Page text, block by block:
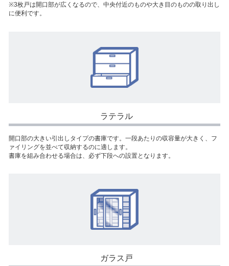
※3枚戸は開口部が広くなるので、中央付近のものや大き目のものの取り出し
に便利です。
ラテラル
開口部の大きい引出しタイプの書庫です。一段あたりの収容量が大きく、フ
ァイリングを並べて収納するのに適します。
書庫を組み合わせる場合は、必ず下段への設置となります。
ガラス戸